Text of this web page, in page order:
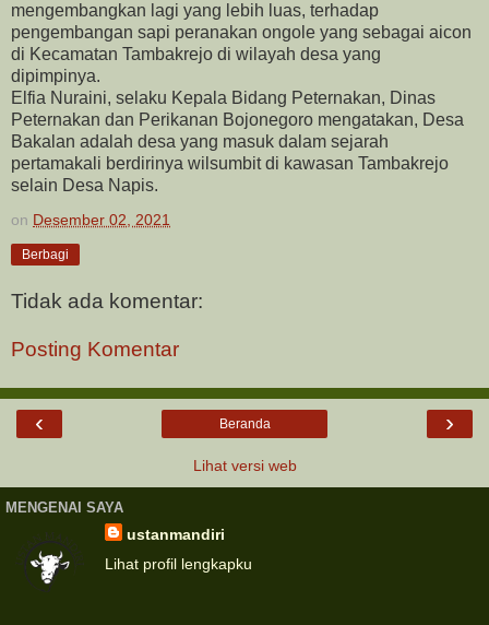
mengembangkan lagi yang lebih luas, terhadap
pengembangan sapi peranakan ongole yang sebagai aicon
di Kecamatan Tambakrejo di wilayah desa yang
dipimpinya.
Elfia Nuraini, selaku Kepala Bidang Peternakan, Dinas
Peternakan dan Perikanan Bojonegoro mengatakan, Desa
Bakalan adalah desa yang masuk dalam sejarah
pertamakali berdirinya wilsumbit di kawasan Tambakrejo
selain Desa Napis.
on Desember 02, 2021
Berbagi
Tidak ada komentar:
Posting Komentar
‹ ›
Beranda
Lihat versi web
MENGENAI SAYA
ustanmandiri
Lihat profil lengkapku